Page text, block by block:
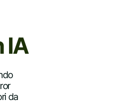
IA
da